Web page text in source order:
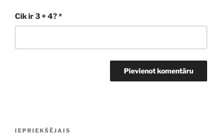
Cik ir 3 + 4?*
Iepriekšējā
IEPRIEKŠĒJAIS